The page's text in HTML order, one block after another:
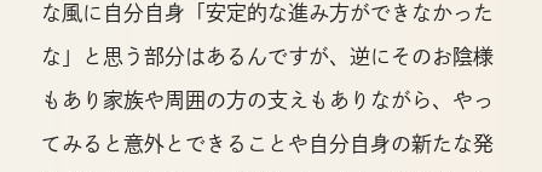
な風に自分自身「安定的な進み方ができなかった
な」と思う部分はあるんですが、逆にそのお陰様
もあり家族や周囲の方の支えもありながら、やっ
てみると意外とできることや自分自身の新たな発